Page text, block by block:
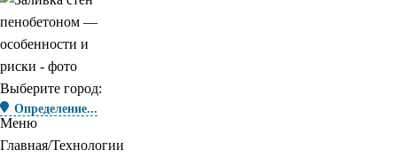
Выберите город:
Определение...
Меню
Главная Технологии